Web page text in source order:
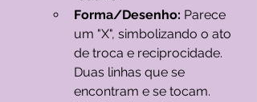
Forma/Desenho: Parece
um "X", simbolizando o ato
de troca e reciprocidade.
Duas linhas que se
encontram e se tocam.